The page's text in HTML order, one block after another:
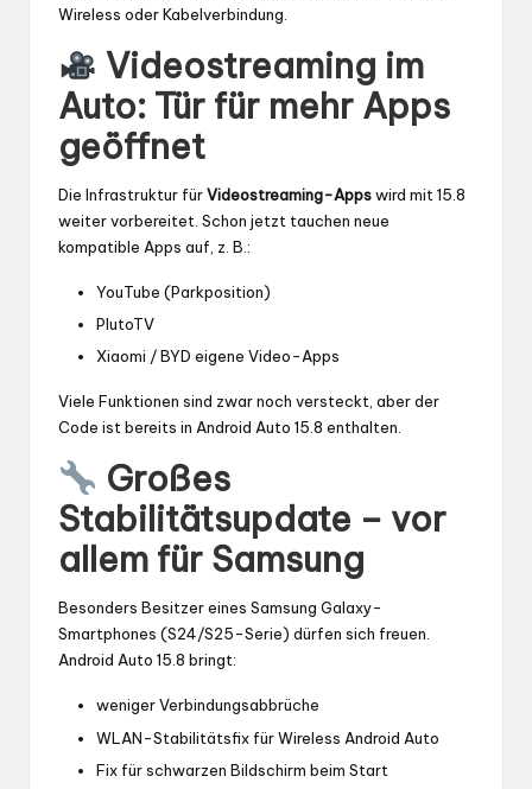
Wireless oder Kabelverbindung.
Videostreaming im
Auto: Tür für mehr Apps
geöffnet
Die Infrastruktur fürVideostreaming-Appswird mit 15.8
weiter vorbereitet. Schon jetzt tauchen neue
kompatible Apps auf, z. B.:
YouTube (Parkposition)
PlutoTV
Xiaomi / BYD eigene Video-Apps
Viele Funktionen sind zwar noch versteckt, aber der
Code ist bereits in Android Auto 15.8 enthalten.
Großes
Stabilitätsupdate – vor
allem für Samsung
Besonders Besitzer eines Samsung Galaxy-
Smartphones (S24/S25-Serie) dürfen sich freuen.
Android Auto 15.8 bringt:
weniger Verbindungsabbrüche
WLAN-Stabilitätsfix für Wireless Android Auto
Fix für schwarzen Bildschirm beim Start